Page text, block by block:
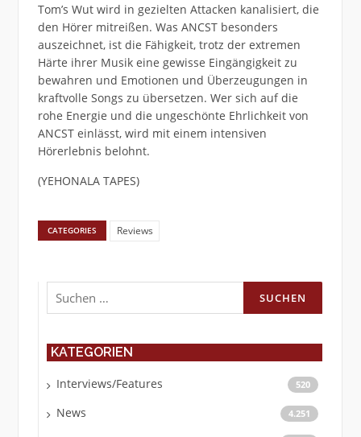
Tom’s Wut wird in gezielten Attacken kanalisiert, die
den Hörer mitreißen. Was ANCST besonders
auszeichnet, ist die Fähigkeit, trotz der extremen
Härte ihrer Musik eine gewisse Eingängigkeit zu
bewahren und Emotionen und Überzeugungen in
kraftvolle Songs zu übersetzen. Wer sich auf die
rohe Energie und die ungeschönte Ehrlichkeit von
ANCST einlässt, wird mit einem intensiven
Hörerlebnis belohnt.
(YEHONALA TAPES)
CATEGORIES Reviews
Suchen
nach:
KATEGORIEN
Interviews/Features 520
News 4.251